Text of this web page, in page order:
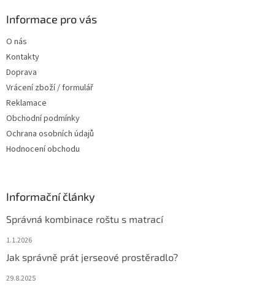
Informace pro vás
O nás
Kontakty
Doprava
Vrácení zboží / formulář
Reklamace
Obchodní podmínky
Ochrana osobních údajů
Hodnocení obchodu
Informační články
Správná kombinace roštu s matrací
1.1.2026
Jak správně prát jerseové prostěradlo?
29.8.2025